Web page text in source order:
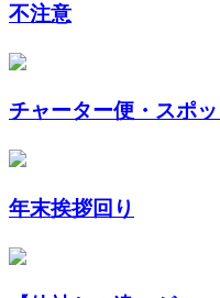
不注意
チャーター便・スポ
年末挨拶回り